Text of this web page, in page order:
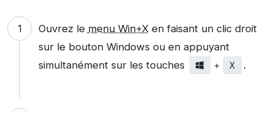
Ouvrez le menu Win+Xen faisant un clic droit
sur le bouton Windows ou en appuyant
simultanément sur les touches
+ X .